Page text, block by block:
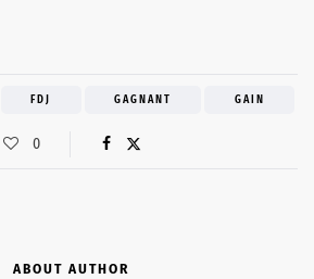
FDJ GAGNANT GAIN
0
ABOUT AUTHOR